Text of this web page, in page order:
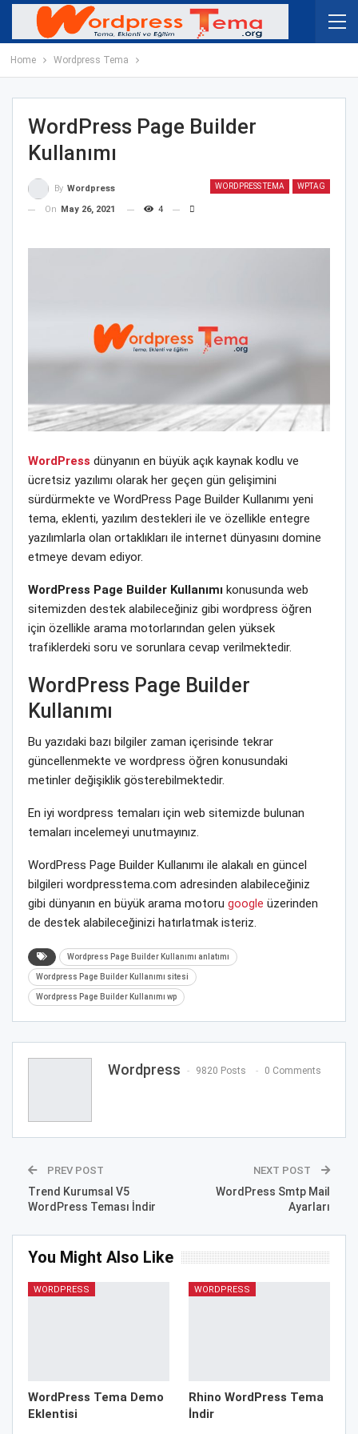
Home Wordpress Tema
WordPress Page Builder
Kullanımı
WORDPRESS TEMA WPTAG
By Wordpress
On
May 26, 2021 4
WordPress dünyanın en büyük açık kaynak kodlu ve
ücretsiz yazılımı olarak her geçen gün gelişimini
sürdürmekte ve WordPress Page Builder Kullanımı yeni
tema, eklenti, yazılım destekleri ile ve özellikle entegre
yazılımlarla olan ortaklıkları ile internet dünyasını domine
etmeye devam ediyor.
WordPress Page Builder Kullanımı konusunda web
sitemizden destek alabileceğiniz gibi wordpress öğren
için özellikle arama motorlarından gelen yüksek
trafiklerdeki soru ve sorunlara cevap verilmektedir.
WordPress Page Builder
Kullanımı
Bu yazıdaki bazı bilgiler zaman içerisinde tekrar
güncellenmekte ve wordpress öğren konusundaki
metinler değişiklik gösterebilmektedir.
En iyi wordpress temaları için web sitemizde bulunan
temaları incelemeyi unutmayınız.
WordPress Page Builder Kullanımı ile alakalı en güncel
bilgileri wordpresstema.com adresinden alabileceğiniz
gibi dünyanın en büyük arama motoru google üzerinden
de destek alabileceğinizi hatırlatmak isteriz.
Wordpress Page Builder Kullanımı anlatımı
Wordpress Page Builder Kullanımı sitesi
Wordpress Page Builder Kullanımı wp
Wordpress 9820 Posts 0 Comments
PREV POST
Trend Kurumsal V5
WordPress Teması İndir
NEXT POST
WordPress Smtp Mail
Ayarları
You Might Also Like
WORDPRESS
WordPress Tema Demo
Eklentisi
WORDPRESS
Rhino WordPress Tema
İndir